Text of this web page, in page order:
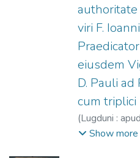
authoritate
viri F.
eiusdem
D. Pauli ad
cum triplici
(Lugduni :
Rouillé,
Show more